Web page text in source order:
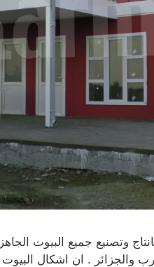
وتصنيع جميع البيوت
والجزائر . ان اشكال